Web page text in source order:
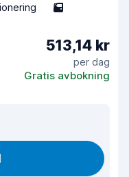
5
513,14 kr
per dag
Gratis avbokning